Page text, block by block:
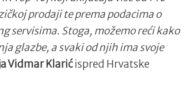
prodaji te prema podacima o
servisima. Stoga, možemo reći kako
glazbe, a svaki od njih ima svoje
Vidmar Klarićispred Hrvatske